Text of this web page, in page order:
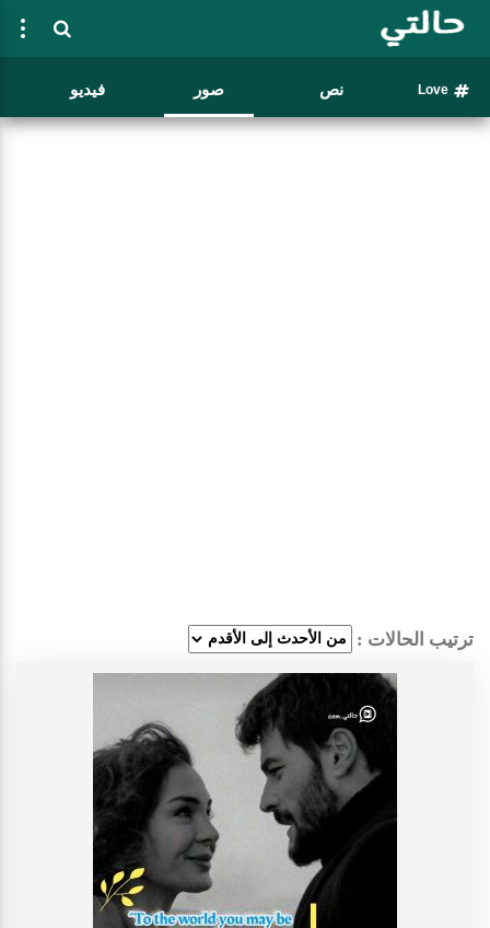
Love نص صور فيديو
ترتيب الحالات :